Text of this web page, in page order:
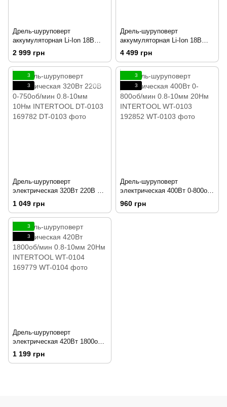
Дрель-шуруповерт
аккумуляторная Li-Ion 18В
25Nm 2.0Ач INTERTOOL WT-
0314 197905
2 999 грн
Дрель-шуруповерт
аккумуляторная Li-Ion 18В
50Nm 2.0Ач INTERTOOL WT-
0331 197906
4 499 грн
3
3
Дрель-шуруповерт
электрическая 320Вт 220В 0-
750об/мин 0.8-10мм 10Нм
INTERTOOL DT-0103 169782
1 049 грн
3
3
Дрель-шуруповерт
электрическая 400Вт 0-800об/
мин 0.8-10мм 20Нм
INTERTOOL WT-0103 192852
960 грн
3
3
Дрель-шуруповерт
электрическая 420Вт 1800об/
мин 0.8-10мм 20Нм
INTERTOOL WT-0104 169779
1 199 грн